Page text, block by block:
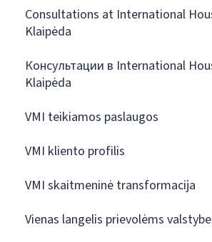
Consultations at International
Klaipėda
Консультации в International
Klaipėda
VMI teikiamos paslaugos
VMI kliento profilis
VMI skaitmeninė transformacija
Vienas langelis prievolėms